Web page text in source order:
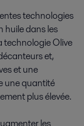
technologies
huile dans les
technologie Olive
et,
et une
une quantité
plus élevée.
les